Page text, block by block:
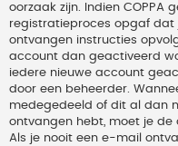
oorzaak zijn. Indien COPPA
registratieproces opgaf dat
ontvangen instructies
account dan geactiveerd
iedere nieuwe account
door een beheerder.
medegedeeld of dit al dan
ontvangen hebt, moet je de
Als je nooit een e-mail